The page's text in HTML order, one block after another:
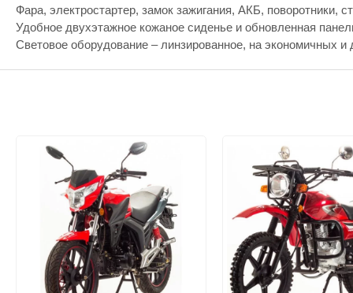
Фара, электростартер, замок зажигания, АКБ, поворотники,
Удобное двухэтажное кожаное сиденье и обновленная
Световое оборудование – линзированное, на экономичных и